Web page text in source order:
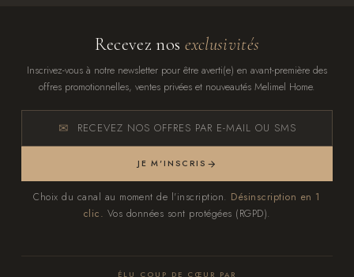
Recevez nos exclusivités
Inscrivez-vous à notre newsletter pour être averti(e) en avant-première des
offres promotionnelles, ventes privées et nouveautés Melimel Home.
RECEVEZ NOS OFFRES PAR E-MAIL OU SMS
JE M'INSCRIS
Choix du canal au moment de l'inscription. Désinscription en 1
clic. Vos données sont protégées (RGPD).
ÉLU COUP DE CŒUR PAR